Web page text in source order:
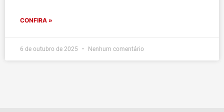
CONFIRA »
6 de outubro de 2025 Nenhum comentário